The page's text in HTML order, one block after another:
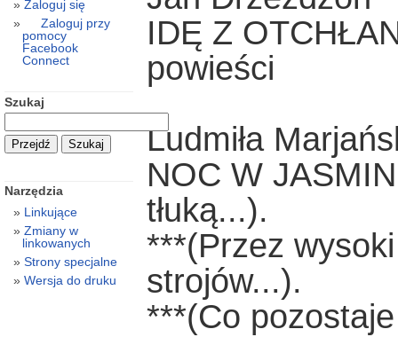
IDĘ Z
powieści
Ludmiła
NOC W
tłuką...).
***(Przez
strojów...).
***(Co
Zaloguj się
Zaloguj przy
pomocy
Facebook
Connect
Szukaj
Narzędzia
Linkujące
Zmiany w
linkowanych
Strony specjalne
Wersja do druku